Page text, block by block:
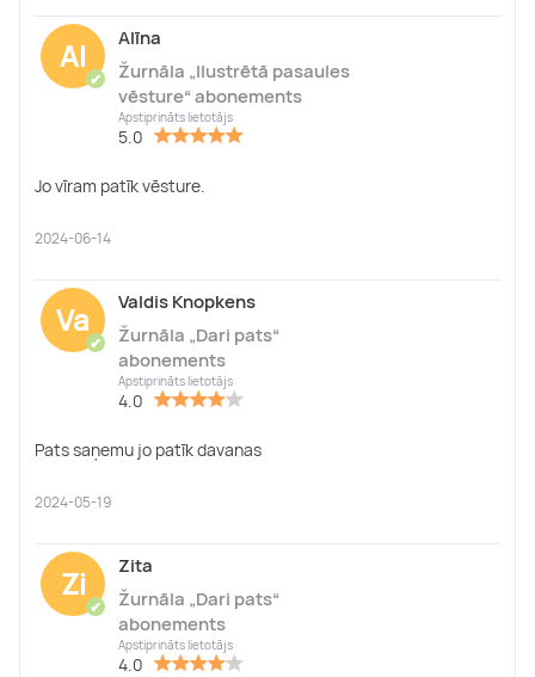
Al
✔
Alīna
Žurnāla „Ilustrētā pasaules
vēsture“ abonements
Apstiprināts lietotājs
5.0
Jo vīram patīk vēsture.
2024-06-14
Va
✔
Valdis Knopkens
Žurnāla „Dari pats“
abonements
Apstiprināts lietotājs
4.0
Pats saņemu jo patīk davanas
2024-05-19
Zi
✔
Zita
Žurnāla „Dari pats“
abonements
Apstiprināts lietotājs
4.0